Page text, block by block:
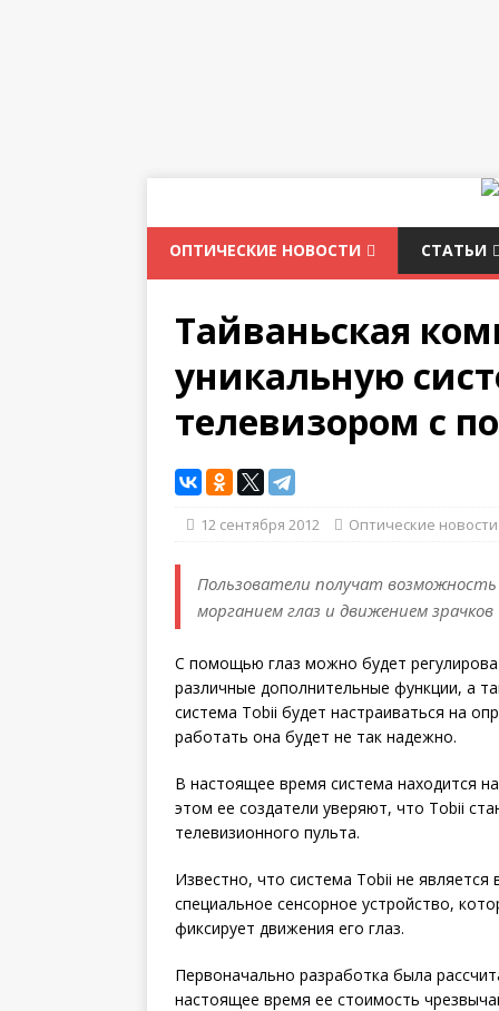
ОПТИЧЕСКИЕ НОВОСТИ СТАТЬИ
Тайваньская
уникальную
телевизором с
12 сентября 2012 Оптические новости
Пользователи получат
морганием глаз и движением зрачков
С помощью глаз можно будет
различные дополнительные функции, а
система Tobii будет настраиваться на
работать она будет не так надежно.
В настоящее время система находится
этом ее создатели уверяют, что Tobii
телевизионного пульта.
Известно, что система Tobii не является
специальное сенсорное устройство,
фиксирует движения его глаз.
Первоначально разработка была
настоящее время ее стоимость